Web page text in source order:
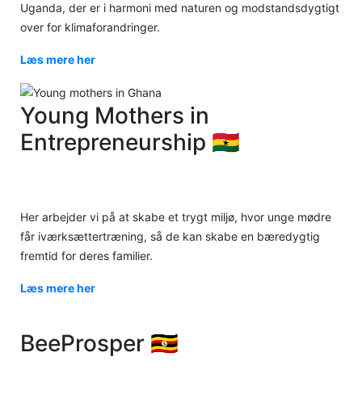
Uganda, der er i harmoni med naturen og modstandsdygtigt
over for klimaforandringer.
Læs mere her
Young Mothers in
Entrepreneurship 🇬🇭
Her arbejder vi på at skabe et trygt miljø, hvor unge mødre
får iværksættertræning, så de kan skabe en bæredygtig
fremtid for deres familier.
Læs mere her
BeeProsper 🇺🇬